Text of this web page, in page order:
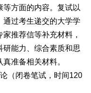
方面的内容。复试以
过考生递交的大学学
推荐信等补充材料，
能力、综合素质和思
准备相关材料。
（闭卷笔试，时间120